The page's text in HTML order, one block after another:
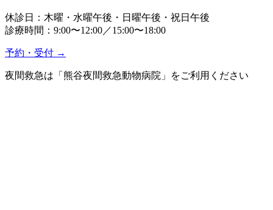
休診日：木曜・水曜午後・日曜午後・祝日午後
診療時間：9:00〜12:00／15:00〜18:00
予約・受付 →
夜間救急は「熊谷夜間救急動物病院」をご利用ください